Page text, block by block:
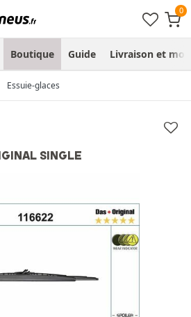
Boutique Guide Livraison et
Essuie-glaces
SINGLE